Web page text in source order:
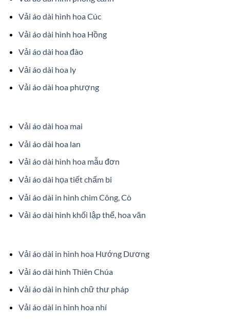
Vải áo dài hình hoa Cúc
Vải áo dài hình hoa Hồng
Vải áo dài hoa đào
Vải áo dài hoa ly
Vải áo dài hoa phượng
Vải áo dài hoa mai
Vải áo dài hoa lan
Vải áo dài hình hoa mẫu đơn
Vải áo dài họa tiết chấm bi
Vải áo dài in hình chim Công, Cò
Vải áo dài hình khối lập thể, hoa văn
Vải áo dài in hình hoa Hướng Dương
Vải áo dài hình Thiên Chúa
Vải áo dài in hình chữ thư pháp
Vải áo dài in hình hoa nhí